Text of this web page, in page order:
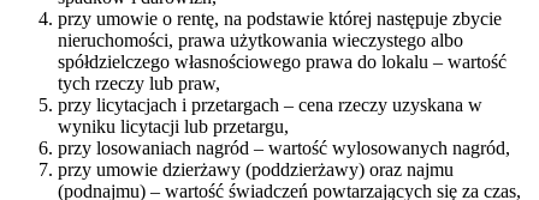
przy umowie o rentę, na podstawie której następuje zbycie
nieruchomości, prawa użytkowania wieczystego albo
spółdzielczego własnościowego prawa do lokalu – wartość
tych rzeczy lub praw,
przy licytacjach i przetargach – cena rzeczy uzyskana w
wyniku licytacji lub przetargu,
przy losowaniach nagród – wartość wylosowanych nagród,
przy umowie dzierżawy (poddzierżawy) oraz najmu
(podnajmu) – wartość świadczeń powtarzających się za czas,